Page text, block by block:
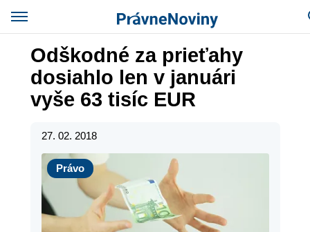
Odškodné za prieťahy
dosiahlo len v januári
vyše 63 tisíc EUR
27. 02. 2018
Právo
Právo